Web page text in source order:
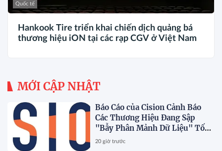
Quốc tế
Hankook Tire triển khai chiến dịch quảng bá
thương hiệu iON tại các rạp CGV ở Việt Nam
MỚI CẬP NHẬT
Báo Cáo của Cision Cảnh Báo
Các Thương Hiệu Đang Sập
"Bẫy Phân Mảnh Dữ Liệu" Tốn
Kém
20 giờ trước